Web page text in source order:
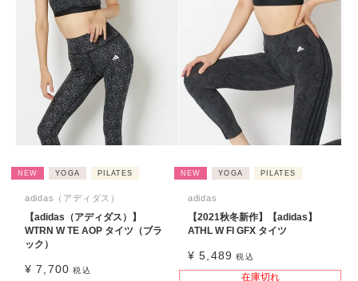
NEW YOGA PILATES
adidas（アディダス）
【adidas（アディダス）】
WTRN W TE AOP タイツ（ブラ
ック）
¥ 7,700 税込
NEW YOGA PILATES
adidas
【2021秋冬新作】【adidas】
ATHL W FI GFX タイツ
¥ 5,489 税込
在庫切れ